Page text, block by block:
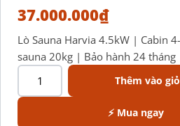
37.000.000₫
Lò Sauna Harvia 4.5kW | Cabin
sauna 20kg | Bảo hành 24 tháng
Thêm vào
⚡ Mua ngay